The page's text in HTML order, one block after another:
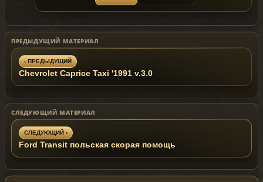
- NYPD and LCPD liveries by Compeast
- Dirt texture by Carface
- Federal Signal Aerydnic NYPD setup lightbar
by Compeast
FILES INCLUDED
- police.wtd
- Liberty City Version
- police.wft
--> Special thanks to Carface for the model <--
ПРЕДЫДУЩИЙ МАТЕРИАЛ
‹ ПРЕДЫДУЩИЙ
Chevrolet Caprice Taxi '1991 v.3.0
СЛЕДУЮЩИЙ МАТЕРИАЛ
СЛЕДУЮЩИЙ ›
Ford Transit польская скорая помощь